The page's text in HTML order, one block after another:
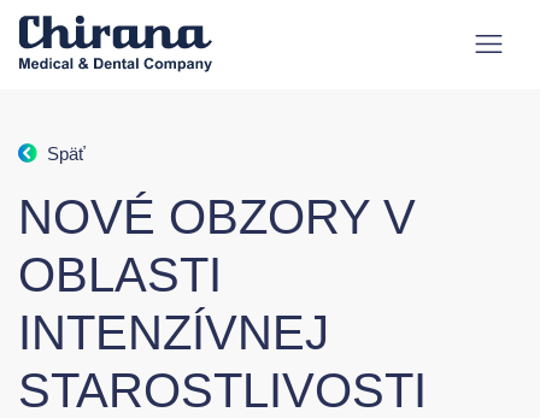
Späť
NOVÉ OBZORY V
OBLASTI
INTENZÍVNEJ
STAROSTLIVOSTI